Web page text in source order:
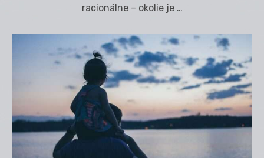
racionálne – okolie je …